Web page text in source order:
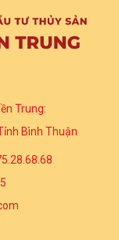
Trung:
Bình Thuận